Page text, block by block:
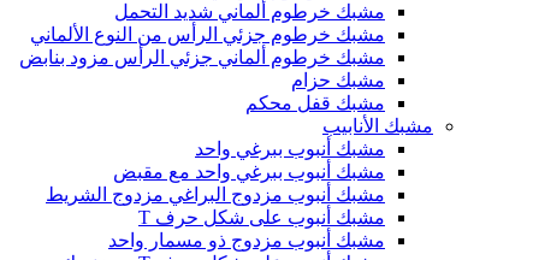
مشبك خرطوم ألماني شديد التحمل
مشبك خرطوم جزئي الرأس من النوع الألماني
مشبك خرطوم ألماني جزئي الرأس مزود بنابض
مشبك حزام
مشبك قفل محكم
مشبك الأنابيب
مشبك أنبوب ببرغي واحد
مشبك أنبوب ببرغي واحد مع مقبض
مشبك أنبوب مزدوج البراغي مزدوج الشريط
مشبك أنبوب على شكل حرف T
مشبك أنبوب مزدوج ذو مسمار واحد